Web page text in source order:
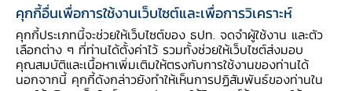
SDGs)
ภายใต้บันทึกความเข้าใจฉบับก่อนหน้า รัฐบาลสห
ราชอาณาจักรให้การสนับสนุน ธปท. ในหลายด้าน
โดยครอบคลุมการยกระดับมาตรฐานการบัญชี การ
คุกกี้อื่นเพื่อการใช้งานเว็บไซต์และเพื่อการวิเคราะห์
คุกกี้ประเภทนี้จะช่วยให้เว็บไซต์ของ ธปท. จดจำผู้ใช้งาน และตัว
เลือกต่าง ๆ ที่ท่านได้ตั้งค่าไว้ รวมทั้งช่วยให้เว็บไซต์ส่งมอบ
คุณสมบัติและเนื้อหาเพิ่มเติมให้ตรงกับการใช้งานของท่านได้
นอกจากนี้ คุกกี้ดังกล่าวยังทำให้เห็นการปฏิสัมพันธ์ของท่านใน